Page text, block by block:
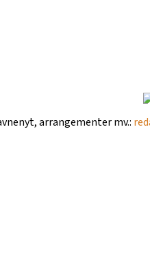
arrangementer mv.: